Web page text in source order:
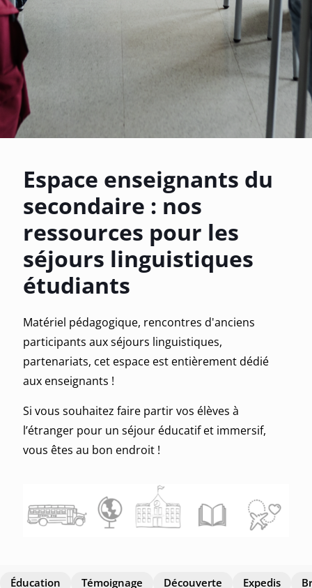
Espace enseignants du
secondaire : nos
ressources pour les
séjours linguistiques
étudiants
Matériel pédagogique, rencontres d'anciens
participants aux séjours linguistiques,
partenariats, cet espace est entièrement dédié
aux enseignants !
Si vous souhaitez faire partir vos élèves à
l’étranger pour un séjour éducatif et immersif,
vous êtes au bon endroit !
Éducation Témoignage Découverte Expedis